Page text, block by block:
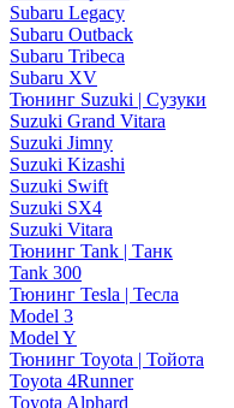
Subaru Legacy
Subaru Outback
Subaru Tribeca
Subaru XV
Тюнинг Suzuki | Сузуки
Suzuki Grand Vitara
Suzuki Jimny
Suzuki Kizashi
Suzuki Swift
Suzuki SX4
Suzuki Vitara
Тюнинг Tank | Танк
Tank 300
Тюнинг Tesla | Тесла
Model 3
Model Y
Тюнинг Toyota | Тойота
Toyota 4Runner
Toyota Alphard